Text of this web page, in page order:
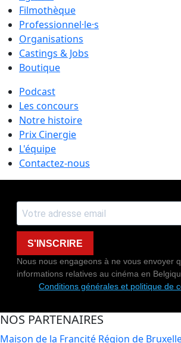
Filmothèque
Professionnel·le·s
Organisations
Castings & Jobs
Boutique
Podcast
Les concours
Notre histoire
Prix Cinergie
L'équipe
Contactez-nous
S'INSCRIRE
Nous nous engageons à ne vous envoyer
informations relatives au cinéma en
Conditions générales et politique de
NOS PARTENAIRES
Maison de la Francité Région de